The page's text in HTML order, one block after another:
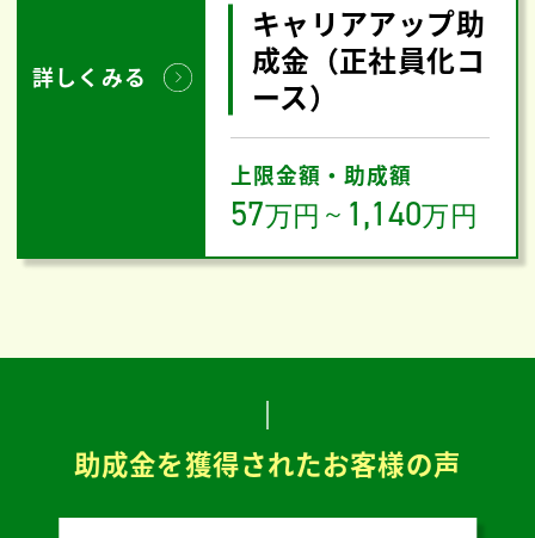
詳しくみる
キャリアアップ助
成金（正社員化コ
ース）
上限金額・助成額
57万円 ～ 1,140万円
助成金を獲得されたお客様の声